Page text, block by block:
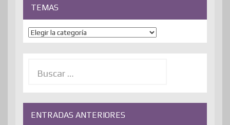
TEMAS
Temas
ENTRADAS ANTERIORES